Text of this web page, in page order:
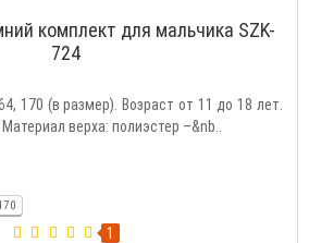
комплект для мальчика SZK-
724
170 (в размер). Возраст от 11 до 18 лет.
верха: полиэстер –&nb..
1